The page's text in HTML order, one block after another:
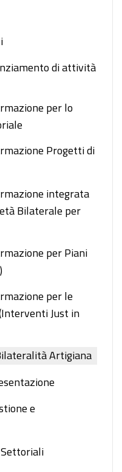
di attività
per lo
Progetti di
integrata
Bilaterale per
per Piani
per le
Just in
Artigiana
e